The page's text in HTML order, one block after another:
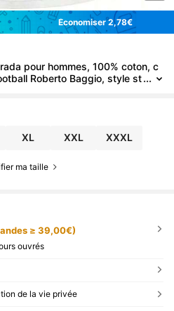
Économiser 2,78€
pour hommes, 100% coton, c
Roberto Baggio, style st
XL XXL XXXL
ma taille
≥ 39,00€)
ouvrés
de la vie privée